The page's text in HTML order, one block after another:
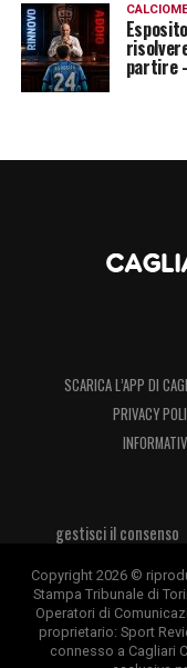
VITA PRIVATA
stesso
esplorare la
Lisandru: “
della squadra
generale».
partire
SCARICA L’APP DI
PRIVACY
gestisci il consenso
Copyright 2026 ©
Stampa Tribunale di
Operatori di
proprietario: Sport
connesso a Cagliari